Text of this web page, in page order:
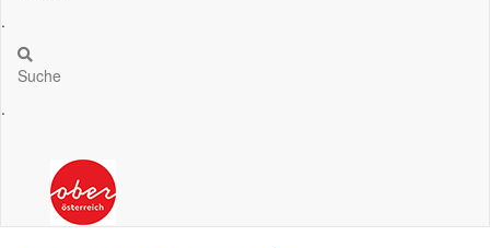
.
Suche
.